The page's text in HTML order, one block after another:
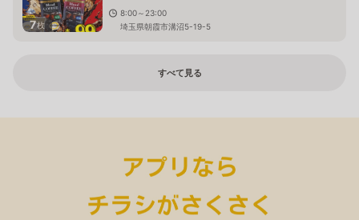
7枚
8:00～23:00
埼玉県朝霞市溝沼5-19-5
すべて見る